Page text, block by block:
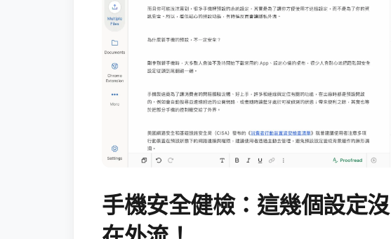
手機安全健檢：這幾個設定